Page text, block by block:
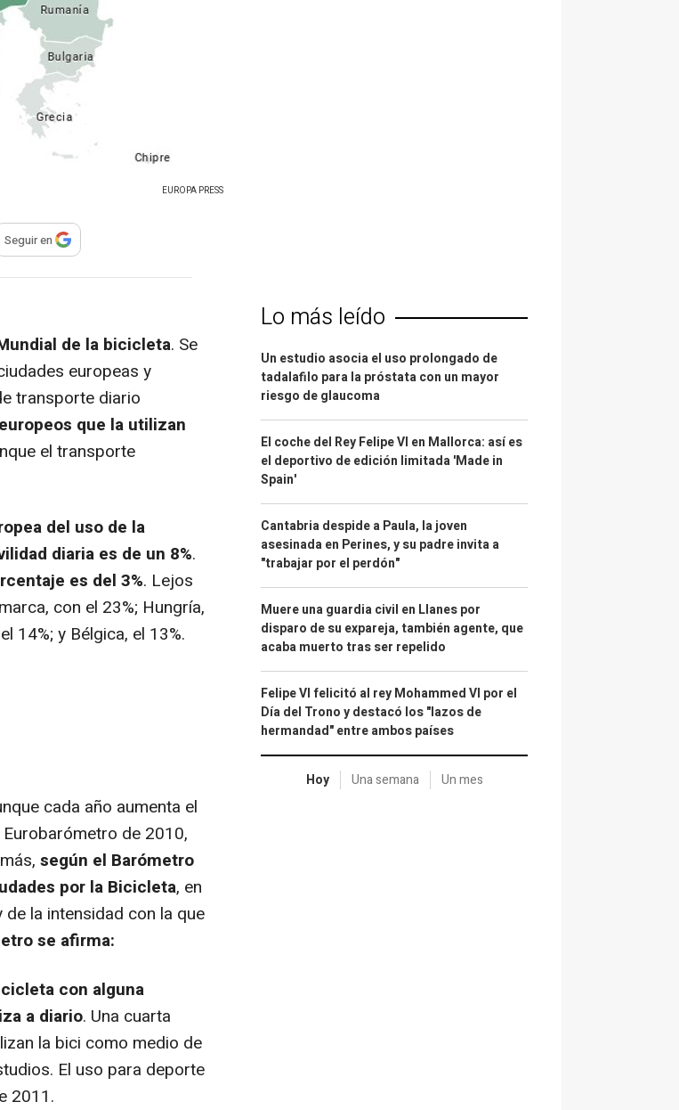
EUROPA PRESS
compartir
Seguir en
de la bicicleta. Se
europeas y
transporte diario
que la utilizan
el transporte
del uso de la
diaria es de un 8%.
es del 3%. Lejos
con el 23%; Hungría,
14%; y Bélgica, el 13%.
cada año aumenta el
de 2010,
según el Barómetro
por la Bicicleta, en
la intensidad con la que
se afirma:
con alguna
a diario. Una cuarta
la bici como medio de
El uso para deporte
2011.
Lo más leído
Un estudio asocia el uso prolongado de
tadalafilo para la próstata con un mayor
riesgo de glaucoma
El coche del Rey Felipe VI en Mallorca: así es
el deportivo de edición limitada 'Made in
Spain'
Cantabria despide a Paula, la joven
asesinada en Perines, y su padre invita a
"trabajar por el perdón"
Muere una guardia civil en Llanes por
disparo de su expareja, también agente, que
acaba muerto tras ser repelido
Felipe VI felicitó al rey Mohammed VI por el
Día del Trono y destacó los "lazos de
hermandad" entre ambos países
Hoy Una semana Un mes